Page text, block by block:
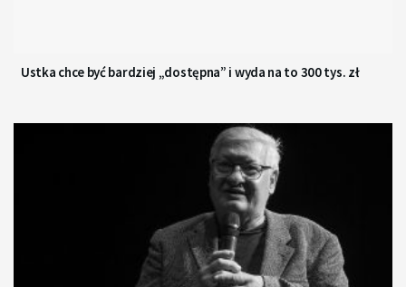
Ustka chce być bardziej „dostępna” i wyda na to 300 tys. zł